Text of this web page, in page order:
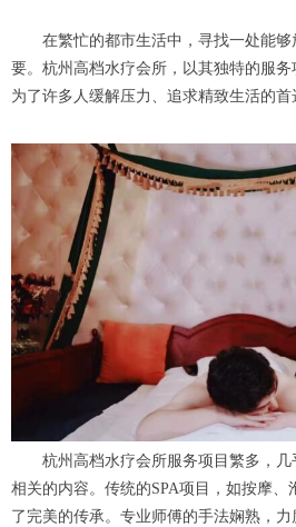
在繁忙的都市生活中，寻找一处能够
要。杭州高档水疗会所，以其独特的服
为了许多人缓解压力、追求精致生活的首
杭州高档水疗会所服务项目繁多，几
相关的内容。传统的SPA项目，如按摩、
了完美的传承。专业师傅的手法娴熟，